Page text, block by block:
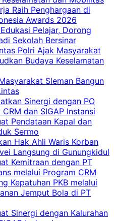
Raih Penghargaan di
Awards 2026
Pelajar, Dorong
Sekolah Bersinar
Polri Ajak Masyarakat
Budaya Keselamatan
Sleman Bangun
Sinergi dengan PO
dan SIGAP Instansi
Pendataan Kapal dan
Sermo
Hak Ahli Waris Korban
Langsung di Gunungkidul
Kemitraan dengan PT
melalui Program CRM
Kepatuhan PKB melalui
Jemput Bola di PT
Sinergi dengan Kalurahan